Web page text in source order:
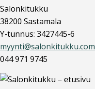
Salonkitukku
38200 Sastamala
Y-tunnus: 3427445-6
myynti@salonkitukku.com
044 971 9745